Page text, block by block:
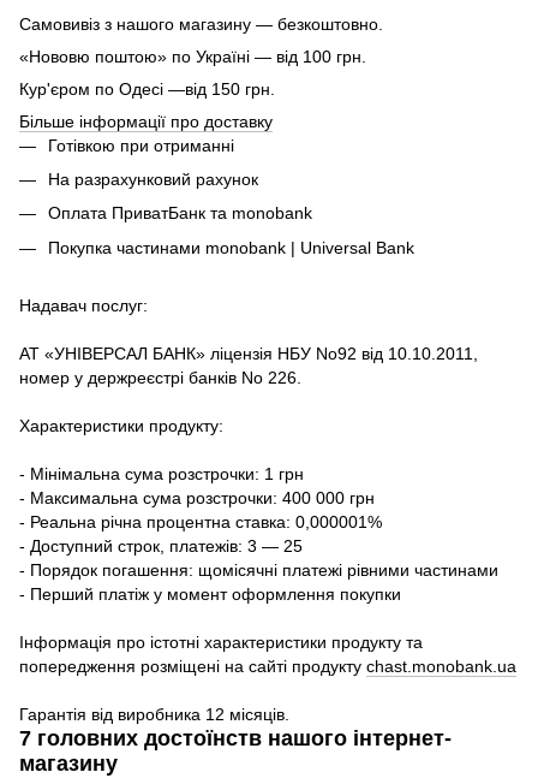
Самовивіз з нашого магазину — безкоштовно.
«Нововю поштою» по Україні — від 100 грн.
Кур'єром по Одесі —від 150 грн.
Більше інформації про доставку
Готівкою при отриманні
На разрахунковий рахунок
Оплата ПриватБанк та monobank
Покупка частинами monobank | Universal Bank
Надавач послуг:
АТ «УНІВЕРСАЛ БАНК» ліцензія НБУ No92 від 10.10.2011,
номер у держреєстрі банків No 226.
Характеристики продукту:
- Мінімальна сума розстрочки: 1 грн
- Максимальна сума розстрочки: 400 000 грн
- Реальна річна процентна ставка: 0,000001%
- Доступний строк, платежів: 3 — 25
- Порядок погашення: щомісячні платежі рівними частинами
- Перший платіж у момент оформлення покупки
Інформація про істотні характеристики продукту та
попередження розміщені на сайті продукту chast.monobank.ua
Гарантія від виробника 12 місяців.
7 головних достоїнств нашого інтернет-
магазину